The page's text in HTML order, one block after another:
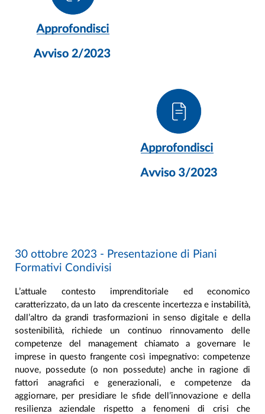
30 ottobre 2023 - Presentazione di Piani
Formativi Condivisi
L’attuale contesto imprenditoriale ed economico
caratterizzato, da un lato da crescente incertezza e instabilità,
dall’altro da grandi trasformazioni in senso digitale e della
sostenibilità, richiede un continuo rinnovamento delle
competenze del management chiamato a governare le
imprese in questo frangente così impegnativo: competenze
nuove, possedute (o non possedute) anche in ragione di
fattori anagrafici e generazionali, e competenze da
aggiornare, per presidiare le sfide dell’innovazione e della
resilienza aziendale rispetto a fenomeni di crisi che